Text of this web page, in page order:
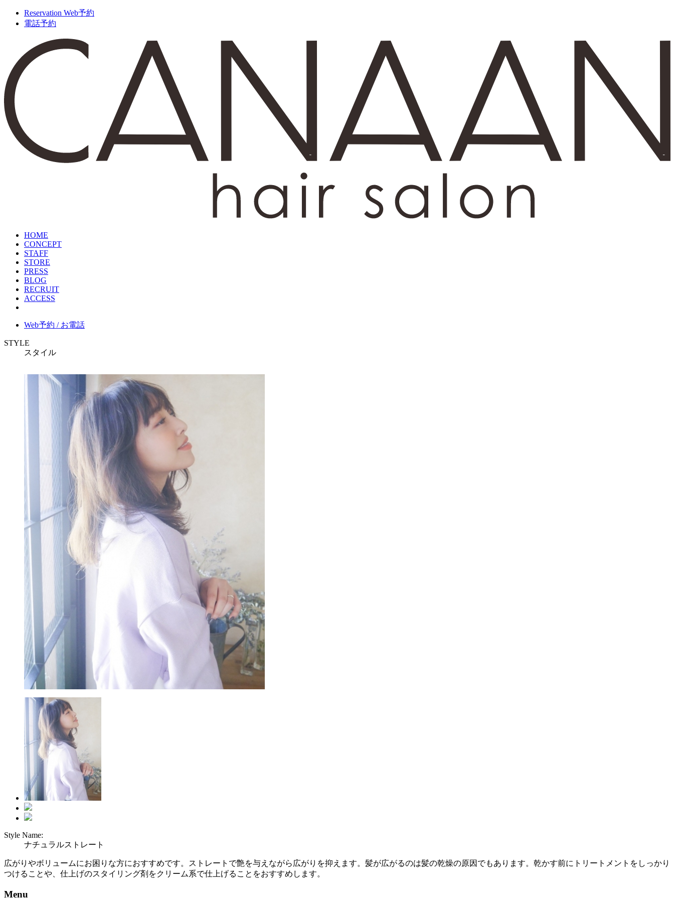
Reservation Web予約
電話予約
HOME
CONCEPT
STAFF
STORE
PRESS
BLOG
RECRUIT
ACCESS
Web予約 / お電話
STYLE
スタイル
Style Name:
ナチュラルストレート
広がりやボリュームにお困りな方におすすめです。ストレートで艶を与えながら広がりを抑えます。髪が広がるのは髪の乾燥の原因でもあります。乾かす前にトリートメントをしっかり
つけることや、仕上げのスタイリング剤をクリーム系で仕上げることをおすすめします。
Menu